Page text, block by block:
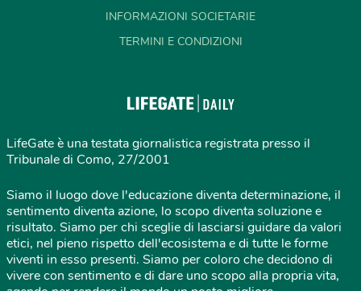
INFORMAZIONI SOCIETARIE
TERMINI E CONDIZIONI
LifeGate è una testata giornalistica registrata presso il
Tribunale di Como, 27/2001
Siamo il luogo dove l'educazione diventa determinazione, il
sentimento diventa azione, lo scopo diventa soluzione e
risultato. Siamo per chi sceglie di lasciarsi guidare da valori
etici, nel pieno rispetto dell'ecosistema e di tutte le forme
viventi in esso presenti. Siamo per coloro che decidono di
vivere con sentimento e di dare uno scopo alla propria vita,